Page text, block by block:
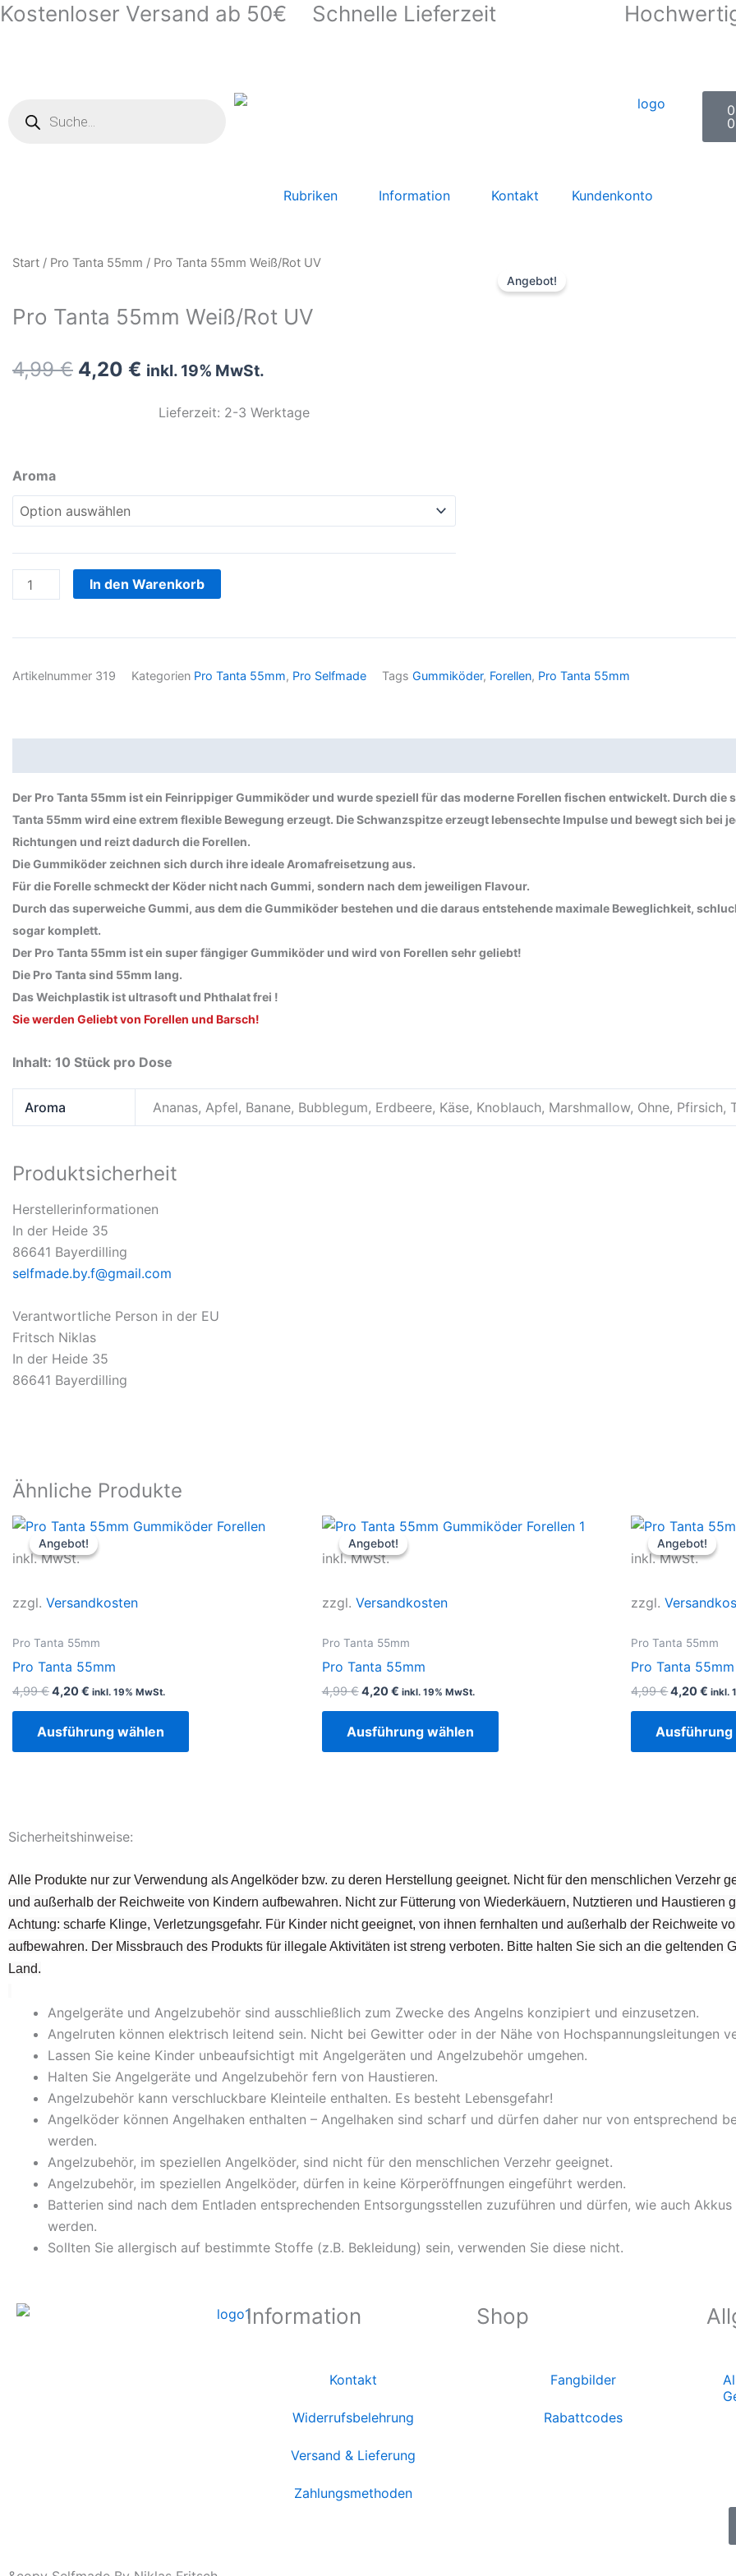
Zum
Kostenloser Versand ab 50€ Schnelle Lieferzeit
0
Rubriken Information Kontakt Kundenkonto
Start / Pro Tanta 55mm / Pro Tanta 55mm Weiß/Rot UV
Pro Tanta 55mm Weiß/Rot UV
4,99€ Ursprünglicher
4,20 € Aktueller
ist:
inkl. 19% MwSt.
Lieferzeit: 2-3 Werktage
Aroma
Pro
Tanta
55mm
UV
Menge
In den Warenkorb
Angebot!
Artikelnummer 319 Kategorien Pro Tanta 55mm, Pro Selfmade Tags Gummiköder, Forellen, Pro Tanta 55mm
Der Pro Tanta 55mm ist ein Feinrippiger Gummiköder und wurde speziell für das moderne Forellen fischen entwickelt. Durch die
Tanta 55mm wird eine extrem flexible Bewegung erzeugt. Die Schwanzspitze erzeugt lebensechte Impulse und bewegt sich bei
Richtungen und reizt dadurch die Forellen.
Die Gummiköder zeichnen sich durch ihre ideale Aromafreisetzung aus.
Für die Forelle schmeckt der Köder nicht nach Gummi, sondern nach dem jeweiligen Flavour.
Durch das superweiche Gummi, aus dem die Gummiköder bestehen und die daraus entstehende maximale Beweglichkeit,
sogar komplett.
Der Pro Tanta 55mm ist ein super fängiger Gummiköder und wird von Forellen sehr geliebt!
Die Pro Tanta sind 55mm lang.
Das Weichplastik ist ultrasoft und Phthalat frei !
Sie werden Geliebt von Forellen und Barsch!
Inhalt: 10 Stück pro Dose
Aroma Ananas, Apfel, Banane, Bubblegum, Erdbeere, Käse, Knoblauch, Marshmallow, Ohne, Pfirsich,
Produktsicherheit
Herstellerinformationen
In der Heide 35
86641 Bayerdilling
selfmade.by.f@gmail.com
Verantwortliche Person in der EU
Fritsch Niklas
In der Heide 35
86641 Bayerdilling
Ähnliche Produkte
Angebot!
Angebot!
inkl. MwSt.
zzgl. Versandkosten
Pro Tanta 55mm
Pro Tanta 55mm
4,99€
Ursprünglicher
Preis
war:
4,99 €
4,20€
Aktueller
Preis
ist:
inkl. 19% MwSt.
Ausführung wählen
Dieses
auf
Angebot!
Angebot!
inkl. MwSt.
zzgl. Versandkosten
Pro Tanta 55mm
Pro Tanta 55mm
4,99€
Ursprünglicher
Preis
war:
4,99 €
4,20€
Aktueller
Preis
ist:
inkl. 19% MwSt.
Ausführung wählen
Dieses
auf
Angebot!
Angebot!
inkl. MwSt.
zzgl.
Pro Tanta 55mm
Pro Tanta
4,99€
Preis
war:
4,99 €
4,20€
Preis
ist:
inkl.
Ausführung
Sicherheitshinweise:
Alle Produkte nur zur Verwendung als Angelköder bzw. zu deren Herstellung geeignet. Nicht für den menschlichen Verzehr
und außerhalb der Reichweite von Kindern aufbewahren. Nicht zur Fütterung von Wiederkäuern, Nutztieren und Haustieren
Achtung: scharfe Klinge, Verletzungsgefahr. Für Kinder nicht geeignet, von ihnen fernhalten und außerhalb der Reichweite
aufbewahren. Der Missbrauch des Produkts für illegale Aktivitäten ist streng verboten. Bitte halten Sie sich an die geltenden
Land.
Angelgeräte und Angelzubehör sind ausschließlich zum Zwecke des Angelns konzipiert und einzusetzen.
Angelruten können elektrisch leitend sein. Nicht bei Gewitter oder in der Nähe von Hochspannungsleitungen
Lassen Sie keine Kinder unbeaufsichtigt mit Angelgeräten und Angelzubehör umgehen.
Halten Sie Angelgeräte und Angelzubehör fern von Haustieren.
Angelzubehör kann verschluckbare Kleinteile enthalten. Es besteht Lebensgefahr!
Angelköder können Angelhaken enthalten – Angelhaken sind scharf und dürfen daher nur von entsprechend
werden.
Angelzubehör, im speziellen Angelköder, sind nicht für den menschlichen Verzehr geeignet.
Angelzubehör, im speziellen Angelköder, dürfen in keine Körperöffnungen eingeführt werden.
Batterien sind nach dem Entladen entsprechenden Entsorgungsstellen zuzuführen und dürfen, wie auch
werden.
Sollten Sie allergisch auf bestimmte Stoffe (z.B. Bekleidung) sein, verwenden Sie diese nicht.
Information
Kontakt
Widerrufsbelehrung
Versand & Lieferung
Zahlungsmethoden
Shop
Fangbilder
Rabattcodes